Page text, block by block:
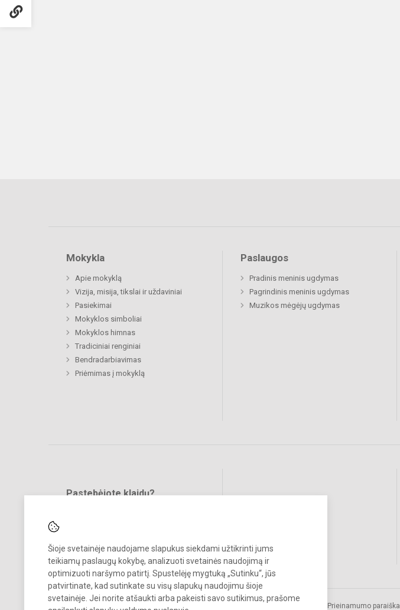
Šioje svetainėje naudojame slapukus siekdami užtikrinti jums
teikiamų paslaugų kokybę, analizuoti svetainės naudojimą ir
optimizuoti naršymo patirtį. Spustelėję mygtuką „Sutinku“, jūs
patvirtinate, kad sutinkate su visų slapukų naudojimu šioje
svetainėje. Jei norite atšaukti arba pakeisti savo sutikimus, prašome
Mokykla
Apie mokyklą
Vizija, misija, tikslai ir uždaviniai
Pasiekimai
Mokyklos simboliai
Mokyklos himnas
Tradiciniai renginiai
Bendradarbiavimas
Priėmimas į mokyklą
Paslaugos
Pradinis meninis ugdymas
Pagrindinis meninis ugdymas
Muzikos mėgėjų ugdymas
Pastebėjote klaidų?
© 2023. Kalvarijos meno ir sporto mokykla. Visos teisės saugomos. Prieinamumo paraiška